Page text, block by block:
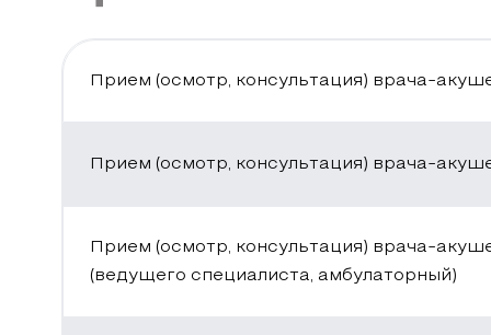
Прием (осмотр, консультация) врача-
Прием (осмотр, консультация) врача-
Прием (осмотр, консультация) врача-
(ведущего специалиста, амбулаторный)